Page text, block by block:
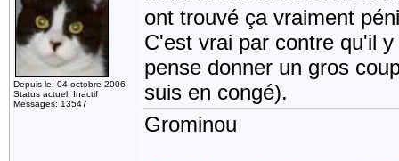
Depuis le: 04 octobre 2006
Status actuel: Inactif
Messages: 13547
ont trouvé ça vraiment
C'est vrai par contre qu'il
pense donner un gros
suis en congé).
Grominou